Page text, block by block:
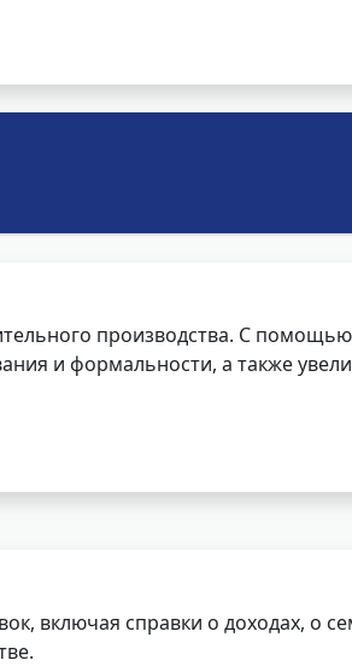
производства. С
и формальности, а также
включая справки о доходах, о